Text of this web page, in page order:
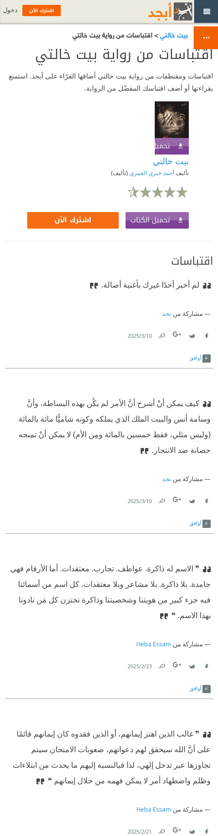
بيت خالتي> اقتباسات من رواية بيت خالتي
اقتباسات من رواية بيت خالتي
اقتباسات ومقتطفات من رواية بيت خالتي أضافها القرّاء على أبجد. استمتع
بقراءتها أو أضف اقتباسك المفضّل من الرواية.
تحميل الكتاب
بيت خالتي
تأليفأحمد خيري العمري (تأليف)
تحميل الكتاب اشترك الآن
اقتباسات
لم أخبر أحدًا غيرك بأغنية أصالة.
مشاركة من نجد
10‏/3‏/2025
أوافق
كيف يمكن أنْ أشرح أنَّ الأمر لم يكُن بهذه البساطة، وأنَّ
وسامة أنس والبيت الملك الذي يملكه وكونه شاميًّا مائة بالمائة
(وليس مثلي، فقط خمسين بالمائة ومِن الأم) لا يمكن أنْ تمنحه
حصانة ضد الانتحار.
مشاركة من نجد
10‏/3‏/2025
أوافق
❞ الاسم له ذاكرة. عواطف. تجارب. معتقدات. أما الأرقام فهي
جامدة. بلا ذاكرة. بلا مشاعر وبلا معتقدات. كل اسم من أسمائنا
فيه جزء كبير من هويتنا وشخصيتنا وذاكرة تختزن كل مَن نادونا
بهذا الاسم. ❝
مشاركة من Heba Essam
23‏/2‏/2025
أوافق
❞ غالب الذين اهتز إيمانهم، أو الذين فقدوه كان إيمانهم قائمًا
على أنَّ الله سيحقق لهم دعواتهم، صعوبات الامتحان سيتم
تجاوزها عبر تدخل إلهي، لذا فبالنسبة إليهم ما يحدث من ابتلاءات
وظلم واضطهاد أمر لا يمكن فهمه من خلال إيمانهم ❝
مشاركة من Heba Essam
21‏/2‏/2025
اشترك الآن دخول